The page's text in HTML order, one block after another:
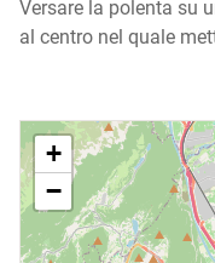
Versare la polenta su
al centro nel quale
+
−